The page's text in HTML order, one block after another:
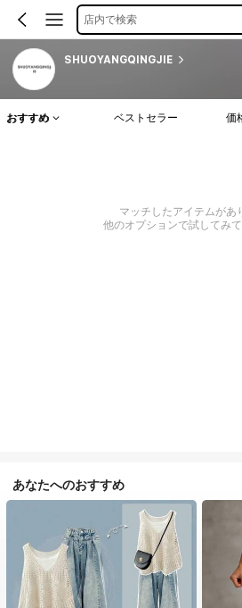
店内で検索
SHUOYANGQINGJIE
おすすめ ベストセラー 価
マッチしたアイテムがあ
他のオプションで試してみて
あなたへのおすすめ